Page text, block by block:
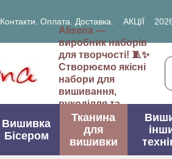
Контакти. Оплата. Доставка. АКЦІЇ
Alisena —
виробник наборів
для творчості! 🧵✨
Створюємо якісні
набори для
вишивання,
рукоділля та
творчих проектів.
Вишивка
Бісером
Тканина
для
вишивки